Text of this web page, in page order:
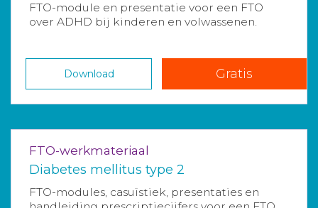
FTO-module en presentatie voor een FTO
over ADHD bij kinderen en volwassenen.
Download Gratis
FTO-werkmateriaal
Diabetes mellitus type 2
FTO-modules, casuïstiek, presentaties en